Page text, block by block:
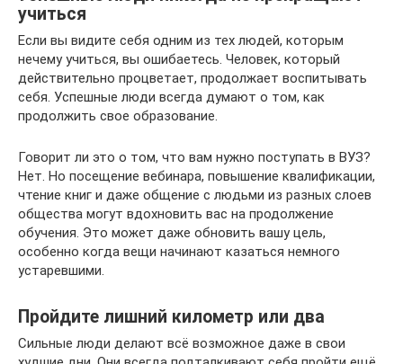
учиться
Если вы видите себя одним из тех людей, которым
нечему учиться, вы ошибаетесь. Человек, который
действительно процветает, продолжает воспитывать
себя. Успешные люди всегда думают о том, как
продолжить свое образование.
Говорит ли это о том, что вам нужно поступать в ВУЗ?
Нет. Но посещение вебинара, повышение квалификации,
чтение книг и даже общение с людьми из разных слоев
общества могут вдохновить вас на продолжение
обучения. Это может даже обновить вашу цель,
особенно когда вещи начинают казаться немного
устаревшими.
Пройдите лишний километр или два
Сильные люди делают всё возможное даже в свои